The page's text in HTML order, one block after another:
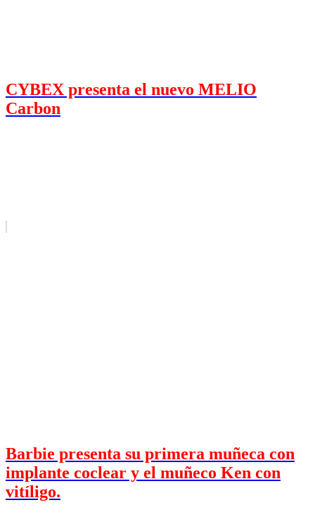
CYBEX presenta el nuevo MELIO
Carbon
Barbie presenta su primera muñeca con
implante coclear y el muñeco Ken con
vitíligo.